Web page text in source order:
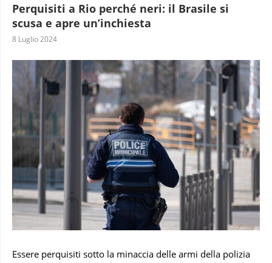
Perquisiti a Rio perché neri: il Brasile si
scusa e apre un’inchiesta
8 Luglio 2024
Essere perquisiti sotto la minaccia delle armi della polizia